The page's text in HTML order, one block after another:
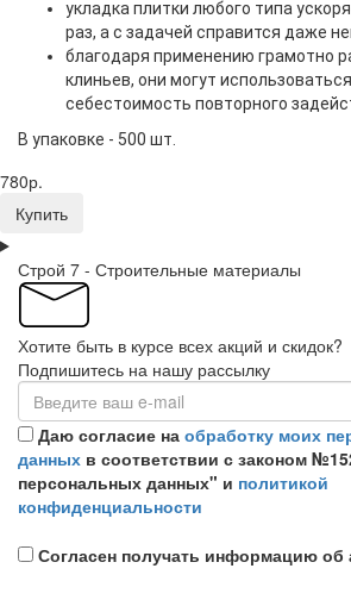
укладка плитки любого типа
раз, а с задачей справится даже
благодаря применению грамотно
клиньев, они могут
себестоимость повторного
В упаковке - 500 шт.
780р.
Купить
Строй 7 - Строительные материалы
Хотите быть в курсе всех акций и скидок?
Подпишитесь на нашу рассылку
Даю согласие на обработку моих
данных в соответствии с законом
персональных данных" и политикой
конфиденциальности
Согласен получать информацию об